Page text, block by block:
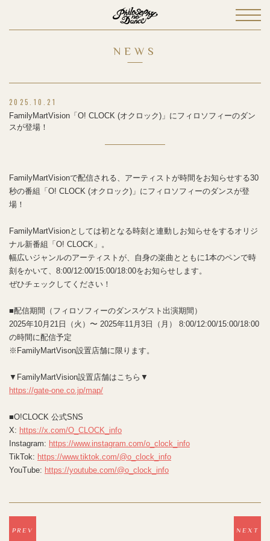
NEWS
2025.10.21
FamilyMartVision「O! CLOCK (オクロック)」にフィロソフィーのダン
スが登場！
FamilyMartVisionで配信される、アーティストが時間をお知らせする30
秒の番組「O! CLOCK (オクロック)」にフィロソフィーのダンスが登
場！
FamilyMartVisionとしては初となる時刻と連動しお知らせをするオリジ
ナル新番組「O! CLOCK」。
幅広いジャンルのアーティストが、自身の楽曲とともに1本のペンで時
刻をかいて、8:00/12:00/15:00/18:00をお知らせします。
ぜひチェックしてください！
■配信期間（フィロソフィーのダンスゲスト出演期間）
2025年10月21日（火）〜 2025年11月3日（月） 8:00/12:00/15:00/18:00
の時間に配信予定
※FamilyMartVison設置店舗に限ります。
▼FamilyMartVision設置店舗はこちら▼
https://gate-one.co.jp/map/
■O!CLOCK 公式SNS
X: https://x.com/O_CLOCK_info
Instagram: https://www.instagram.com/o_clock_info
TikTok: https://www.tiktok.com/@o_clock_info
YouTube: https://youtube.com/@o_clock_info
PREV NEXT